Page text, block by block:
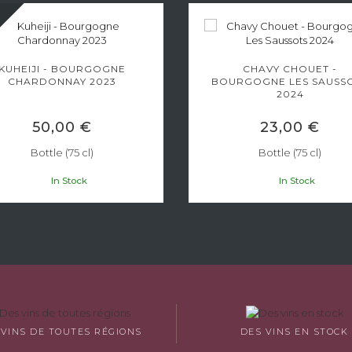
KUHEIJI - BOURGOGNE
CHARDONNAY 2023
50,00 €
Bottle (75 cl)
In Stock
CHAVY CHOUET -
BOURGOGNE LES
2024
23,00 €
Bottle (75 cl)
In Stock
DE TOUTES RÉGIONS DES VINS EN STOCK